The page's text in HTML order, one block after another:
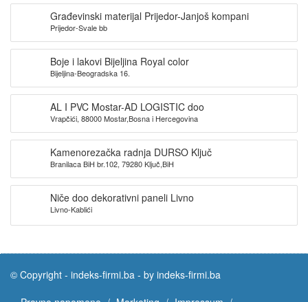
Građevinski materijal Prijedor-Janjoš kompani
Prijedor-Svale bb
Boje i lakovi Bijeljina Royal color
Bijeljina-Beogradska 16.
AL I PVC Mostar-AD LOGISTIC doo
Vrapčići, 88000 Mostar,Bosna i Hercegovina
Kamenorezačka radnja DURSO Ključ
Branilaca BiH br.102, 79280 Ključ,BiH
Niče doo dekorativni paneli Livno
Livno-Kablići
© Copyright - indeks-firmi.ba - by indeks-firmi.ba